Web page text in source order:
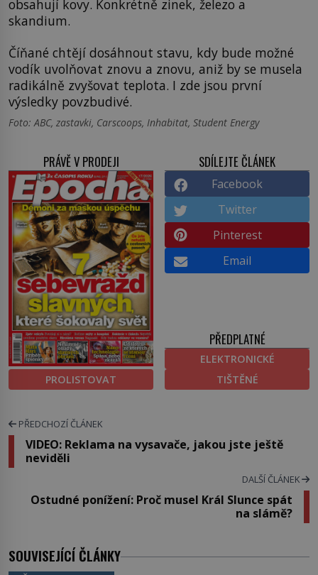
obsahují kovy. Konkrétně zinek, železo a
skandium.
Číňané chtějí dosáhnout stavu, kdy bude možné
vodík uvolňovat znovu a znovu, aniž by se musela
radikálně zvyšovat teplota. I zde jsou první
výsledky povzbudivé.
Foto: ABC, zastavki, Carscoops, Inhabitat, Student Energy
PRÁVĚ V PRODEJI
PROLISTOVAT
SDÍLEJTE ČLÁNEK
Facebook
Twitter
Pinterest
Email
PŘEDPLATNÉ
ELEKTRONICKÉ
TIŠTĚNÉ
PŘEDCHOZÍ ČLÁNEK
VIDEO: Reklama na vysavače, jakou jste ještě
neviděli
DALŠÍ ČLÁNEK
Ostudné ponížení: Proč musel Král Slunce spát
na slámě?
SOUVISEJÍCÍ ČLÁNKY